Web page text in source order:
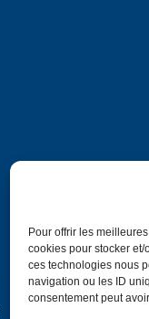
Pour offrir les
cookies pour stocker
ces technologies nous
navigation ou les ID
consentement peut